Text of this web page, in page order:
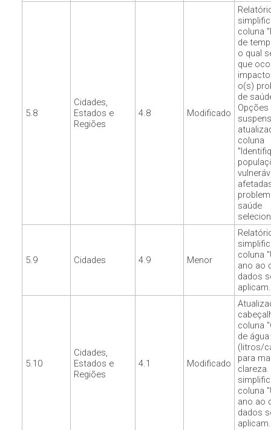
5.8
Cidades,
Estados e
Regiões
4.8 Modificado
coluna
de
o qual
que
o(s)
de
Opções
coluna
saúde
5.9 Cidades 4.9 Menor
coluna
ano ao
dados
5.10
Cidades,
Estados e
Regiões
4.1 Modificado
coluna
de água
(litros/
para
coluna
ano ao
dados